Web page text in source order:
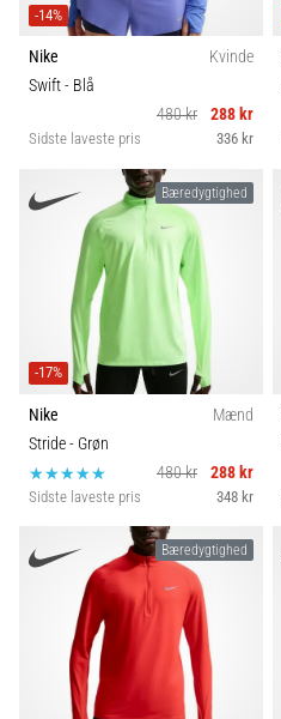
-14%
Nike
Kvinde
Swift- Blå
480 kr
288 kr
Sidste laveste pris 336 kr
Bæredygtighed
-17%
Nike
Mænd
Stride- Grøn
480 kr
288 kr
Sidste laveste pris 348 kr
Bæredygtighed